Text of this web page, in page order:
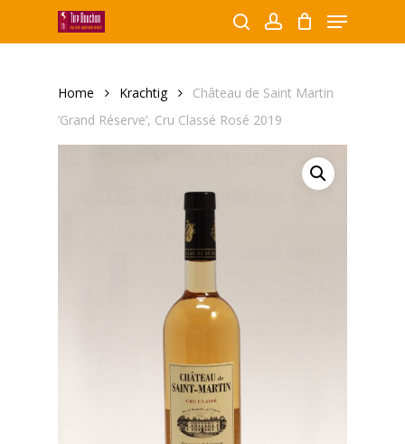
zoeken
searchaccount
Menu
Home Krachtig
Château de Saint Martin
‘Grand Réserve’, Cru Classé Rosé 2019